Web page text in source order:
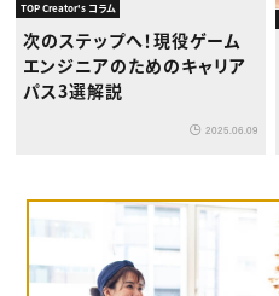
TOP Creator's コラム
次のステップへ！現役ゲーム
エンジニアのためのキャリア
パス3選解説
2025.06.09